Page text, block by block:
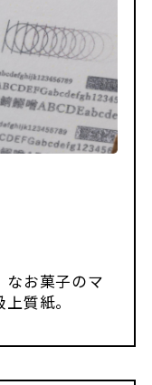
なお菓子のマ
質紙。